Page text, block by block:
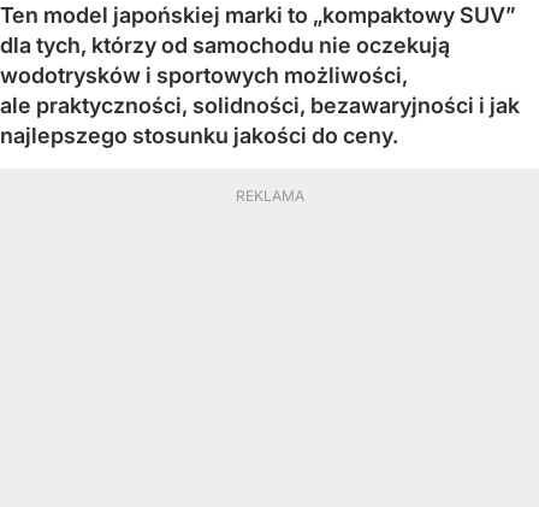
Ten model japońskiej marki to „kompaktowy SUV”
dla tych, którzy od samochodu nie oczekują
wodotrysków i sportowych możliwości,
ale praktyczności, solidności, bezawaryjności i jak
najlepszego stosunku jakości do ceny.